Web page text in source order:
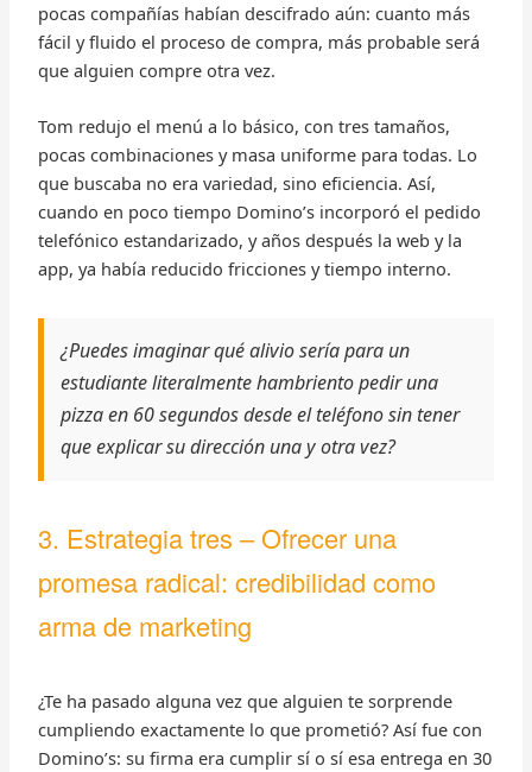
pocas compañías habían descifrado aún: cuanto más
fácil y fluido el proceso de compra, más probable será
que alguien compre otra vez.
Tom redujo el menú a lo básico, con tres tamaños,
pocas combinaciones y masa uniforme para todas. Lo
que buscaba no era variedad, sino eficiencia. Así,
cuando en poco tiempo Domino’s incorporó el pedido
telefónico estandarizado, y años después la web y la
app, ya había reducido fricciones y tiempo interno.
¿Puedes imaginar qué alivio sería para un
estudiante literalmente hambriento pedir una
pizza en 60 segundos desde el teléfono sin tener
que explicar su dirección una y otra vez?
3. Estrategia tres – Ofrecer una
promesa radical: credibilidad como
arma de marketing
¿Te ha pasado alguna vez que alguien te sorprende
cumpliendo exactamente lo que prometió? Así fue con
Domino’s: su firma era cumplir sí o sí esa entrega en 30